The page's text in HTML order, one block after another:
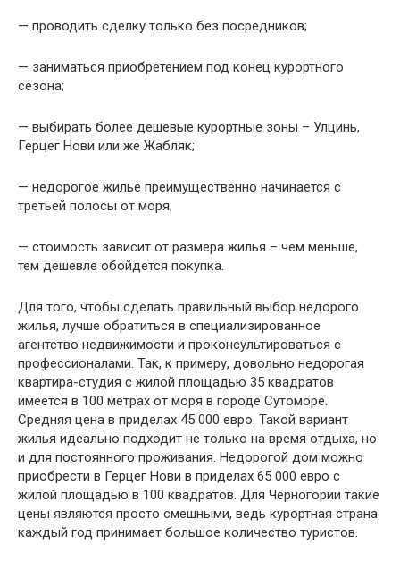
— проводить сделку только без посредников;
— заниматься приобретением под конец курортного
сезона;
— выбирать более дешевые курортные зоны – Улцинь,
Герцег Нови или же Жабляк;
— недорогое жилье преимущественно начинается с
третьей полосы от моря;
— стоимость зависит от размера жилья – чем меньше,
тем дешевле обойдется покупка.
Для того, чтобы сделать правильный выбор недорого
жилья, лучше обратиться в специализированное
агентство недвижимости и проконсультироваться с
профессионалами. Так, к примеру, довольно недорогая
квартира-студия с жилой площадью 35 квадратов
имеется в 100 метрах от моря в городе Сутоморе.
Средняя цена в приделах 45 000 евро. Такой вариант
жилья идеально подходит не только на время отдыха, но
и для постоянного проживания. Недорогой дом можно
приобрести в Герцег Нови в приделах 65 000 евро с
жилой площадью в 100 квадратов. Для Черногории такие
цены являются просто смешными, ведь курортная страна
каждый год принимает большое количество туристов.